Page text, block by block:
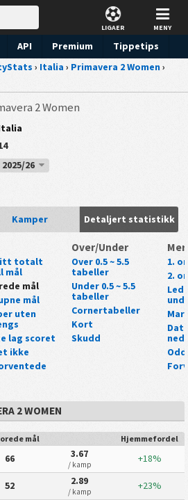
LIGAER MENY
API Premium
Tippetips
› Italia › Primavera 2 Women›
2 Women
2025/26
Kamper Detaljert statistikk
totalt
mål
mål
mål
uten
lag scoret
ikke
Over/Under
Over 0.5 ~ 5.5
tabeller
Under 0.5 ~ 5.5
tabeller
Cornertabeller
Kort
Skudd
Mer
1.
2.
2 WOMEN
mål
Hjemmefordel
66 3.67
/ kamp +18%
52 2.89
/ kamp +23%